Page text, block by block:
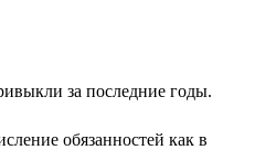
за последние годы.
обязанностей как в